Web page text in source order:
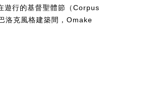
遊行的基督聖體節（Corpus
洛克風格建築間，Omake